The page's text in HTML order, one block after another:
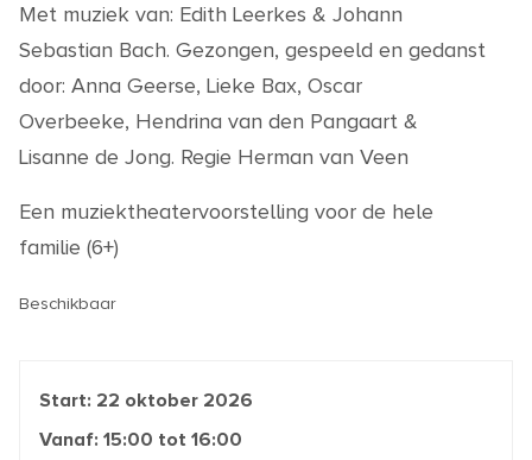
Met muziek van: Edith Leerkes & Johann
Sebastian Bach. Gezongen, gespeeld en gedanst
door: Anna Geerse, Lieke Bax, Oscar
Overbeeke, Hendrina van den Pangaart &
Lisanne de Jong. Regie Herman van Veen
Een muziektheatervoorstelling voor de hele
familie (6+)
Beschikbaar
Start: 22 oktober 2026
Vanaf: 15:00 tot 16:00